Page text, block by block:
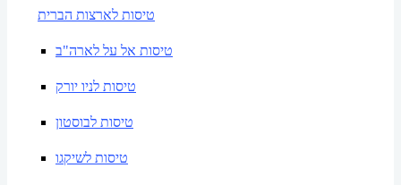
טיסות לארצות הברית
טיסות אל על לארה"ב
טיסות לניו יורק
טיסות לבוסטון
טיסות לשיקגו